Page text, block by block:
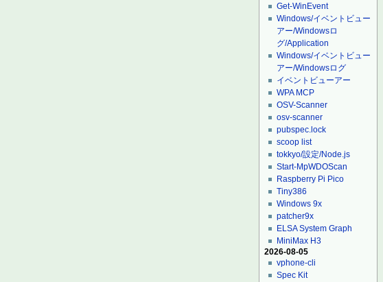
Get-WinEvent
Windows/イベントビュー
アー/Windowsロ
グ/Application
Windows/イベントビュー
アー/Windowsログ
イベントビューアー
WPA MCP
OSV-Scanner
osv-scanner
pubspec.lock
scoop list
tokkyo/設定/Node.js
Start-MpWDOScan
Raspberry Pi Pico
Tiny386
Windows 9x
patcher9x
ELSA System Graph
MiniMax H3
2026-08-05
vphone-cli
Spec Kit